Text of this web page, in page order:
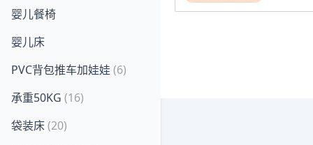
婴儿餐椅
婴儿床
PVC背包推车加娃娃 (6)
承重50KG (16)
袋装床(20)